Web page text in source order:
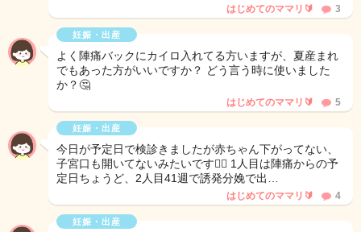
はじめてのママリ🔰 3
妊娠・出産
よく陣痛バックにカイロ入れてる方いますが、夏産まれ
でもあった方がいいですか？ どう言う時に使いました
か？🤔
はじめてのママリ🔰 5
妊娠・出産
今日が予定日で検診きましたが赤ちゃん下がってない、
子宮口も開いてないみたいです😮‍💨 1人目は陣痛からの予
定日ちょうど、2人目41週で誘発分娩で出…
はじめてのママリ🔰 4
妊娠・出産